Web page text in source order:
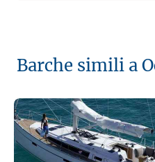
Barche simili a